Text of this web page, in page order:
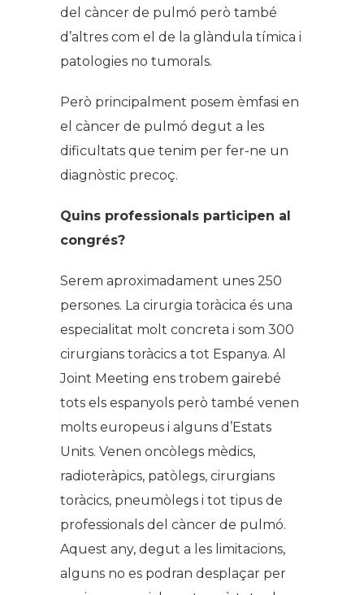
del càncer de pulmó però també
d’altres com el de la glàndula tímica i
patologies no tumorals.
Però principalment posem èmfasi en
el càncer de pulmó degut a les
dificultats que tenim per fer-ne un
diagnòstic precoç.
Quins professionals participen al
congrés?
Serem aproximadament unes 250
persones. La cirurgia toràcica és una
especialitat molt concreta i som 300
cirurgians toràcics a tot Espanya. Al
Joint Meeting ens trobem gairebé
tots els espanyols però també venen
molts europeus i alguns d’Estats
Units. Venen oncòlegs mèdics,
radioteràpics, patòlegs, cirurgians
toràcics, pneumòlegs i tot tipus de
professionals del càncer de pulmó.
Aquest any, degut a les limitacions,
alguns no es podran desplaçar per